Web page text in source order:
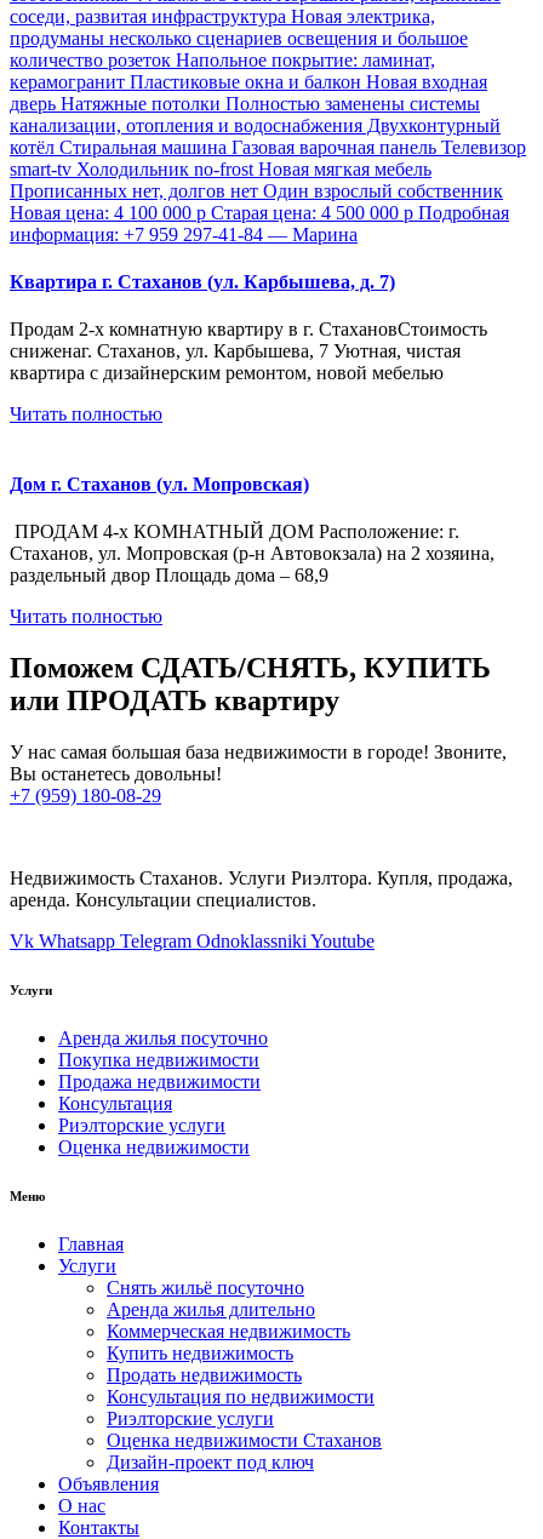
Квартира г. Стаханов (ул. Карбышева, д. 7)
Продам 2-х комнатную квартиру в г. СтахановСтоимость
сниженаг. Стаханов, ул. Карбышева, 7 Уютная, чистая
квартира с дизайнерским ремонтом, новой мебелью
Читать полностью
Дом г. Стаханов (ул. Мопровская)
ПРОДАМ 4-х КОМНАТНЫЙ ДОМ Расположение: г.
Стаханов, ул. Мопровская (р-н Автовокзала) на 2 хозяина,
раздельный двор Площадь дома – 68,9
Читать полностью
Поможем СДАТЬ/СНЯТЬ, КУПИТЬ
или ПРОДАТЬ квартиру
У нас самая большая база недвижимости в городе! Звоните,
Вы останетесь довольны!
+7 (959) 180-08-29
Недвижимость Стаханов. Услуги Риэлтора. Купля, продажа,
аренда. Консультации специалистов.
Vk Whatsapp Telegram Odnoklassniki Youtube
Услуги
Аренда жилья посуточно
Покупка недвижимости
Продажа недвижимости
Консультация
Риэлторские услуги
Оценка недвижимости
Меню
Главная
Услуги
Снять жильё посуточно
Аренда жилья длительно
Коммерческая недвижимость
Купить недвижимость
Продать недвижимость
Консультация по недвижимости
Риэлторские услуги
Оценка недвижимости Стаханов
Дизайн-проект под ключ
Объявления
О нас
Контакты